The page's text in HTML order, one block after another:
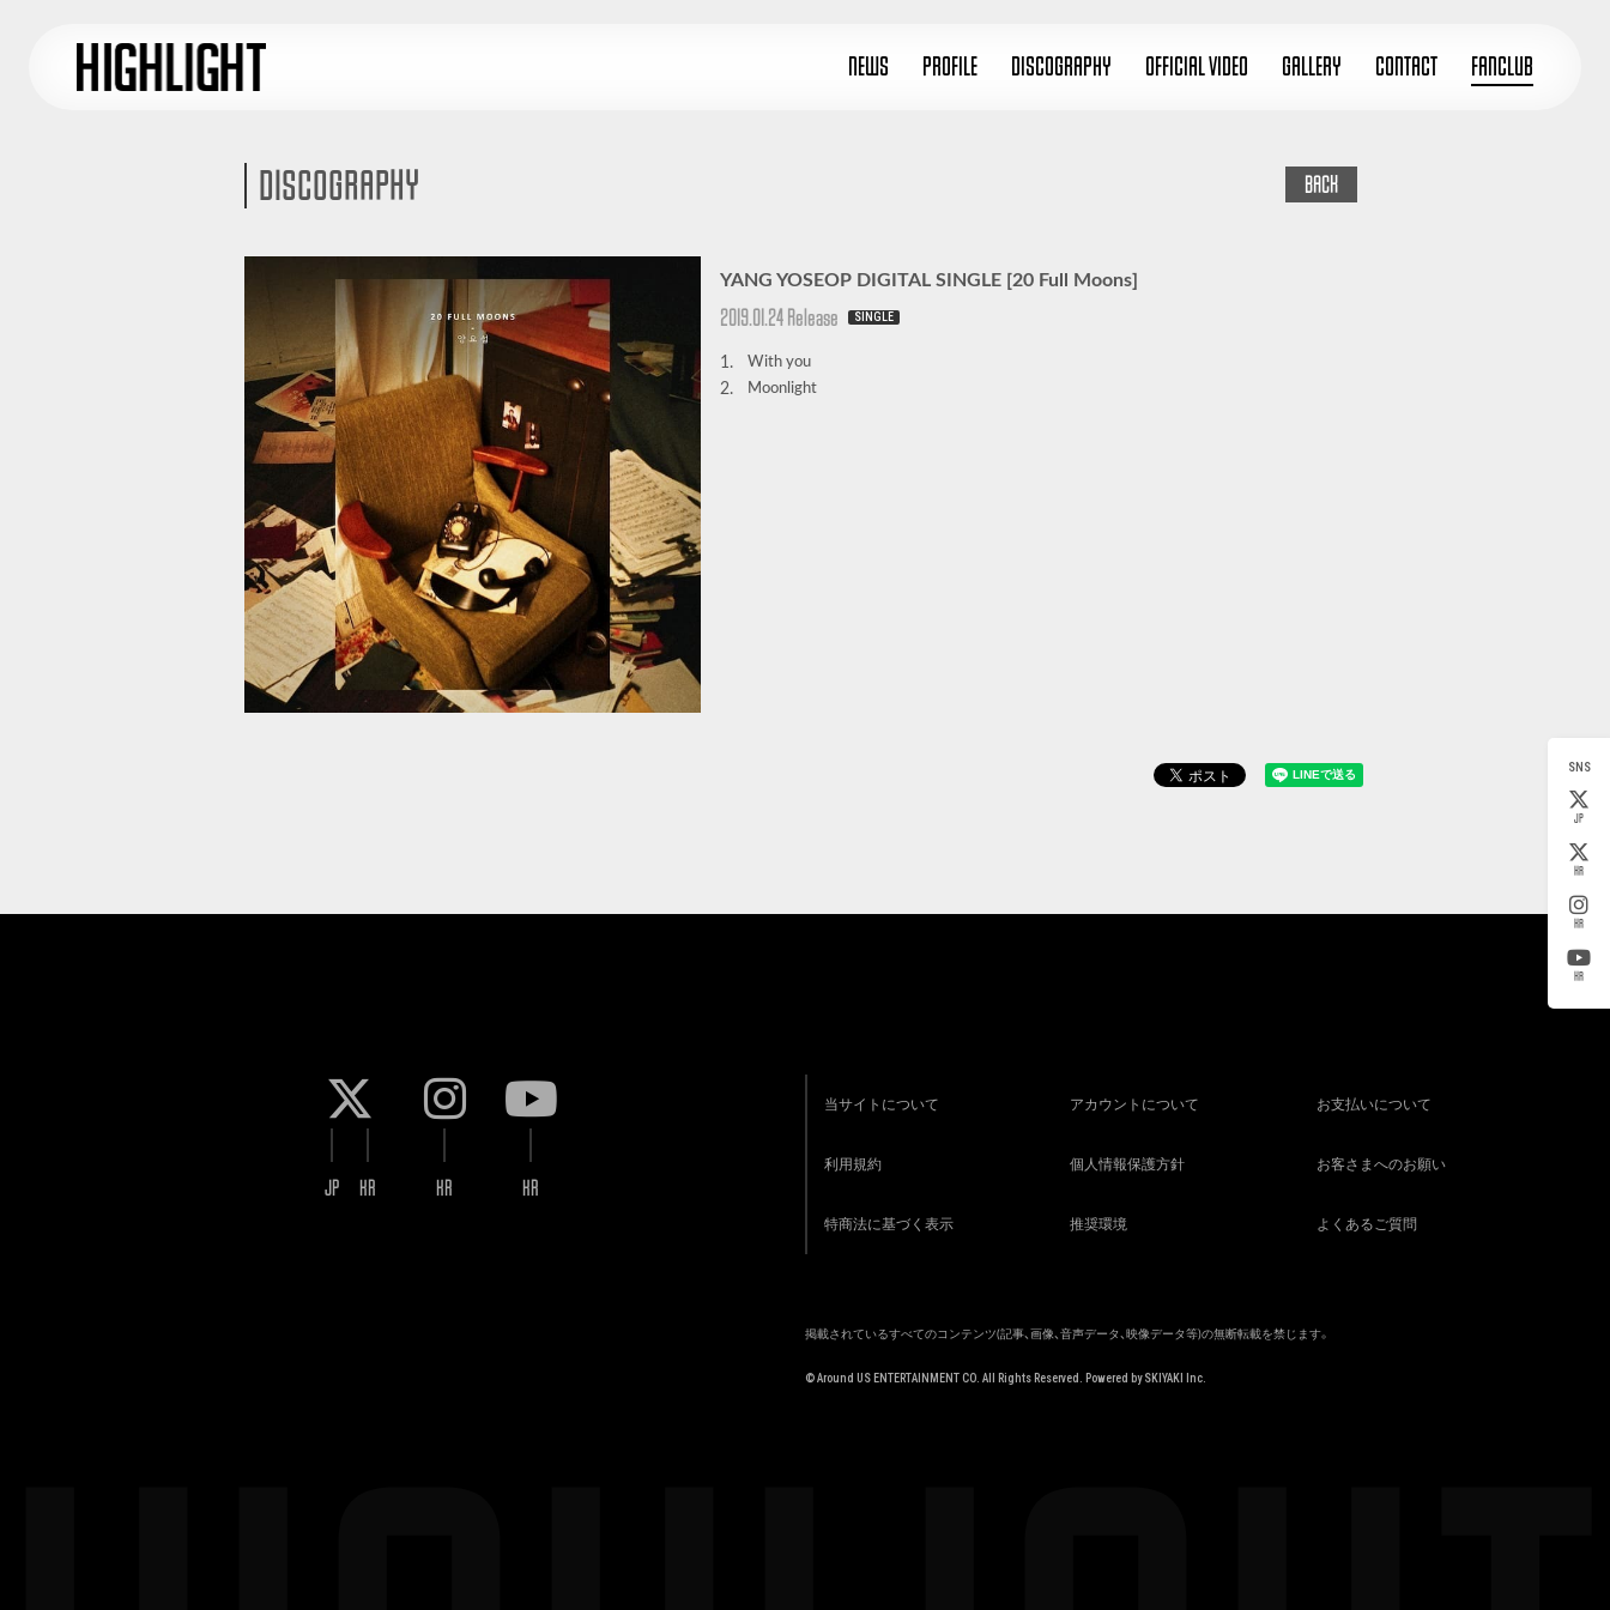
NEWS PROFILE DISCOGRAPHY OFFICIAL VIDEO GALLERY CONTACT FANCLUB
SNS
JP
KR
KR
KR
DISCOGRAPHY BACK
YANG YOSEOP DIGITAL SINGLE [20 Full Moons]
2019.01.24 Release SINGLE
1. With you
2. Moonlight
JP KR KR KR
当サイトについて アカウントについて お支払いについて
利用規約 個人情報保護方針 お客さまへのお願い
特商法に基づく表示 推奨環境 よくあるご質問
掲載されているすべてのコンテンツ(記事、画像、音声データ、映像データ等)の無断転載を禁じます。
© Around US ENTERTAINMENT CO. All Rights Reserved. Powered bySKIYAKI Inc.